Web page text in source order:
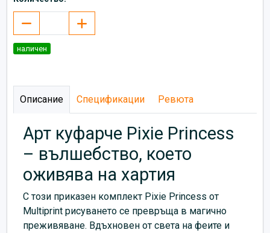
наличен
Описание Спецификации Ревюта
Арт куфарче Pixie Princess
– вълшебство, което
оживява на хартия
С този приказен комплект Pixie Princess от
Multiprint рисуването се превръща в магично
преживяване. Вдъхновен от света на феите и